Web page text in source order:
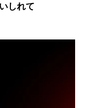
しれて